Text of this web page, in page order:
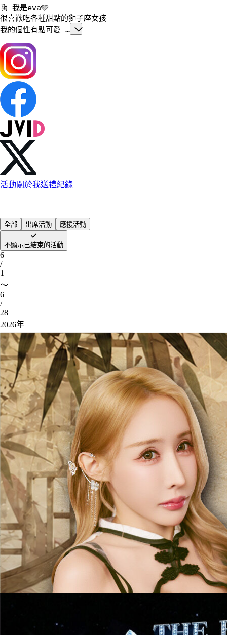
嗨 我是eva🩵
很喜歡吃各種甜點的獅子座女孩
我的個性有點可愛 …
活動關於我送禮紀錄
全部 出席活動 應援活動
不顯示已結束的活動
6
/
1
～
6
/
28
2026年
3
/
4
～
3
/
31